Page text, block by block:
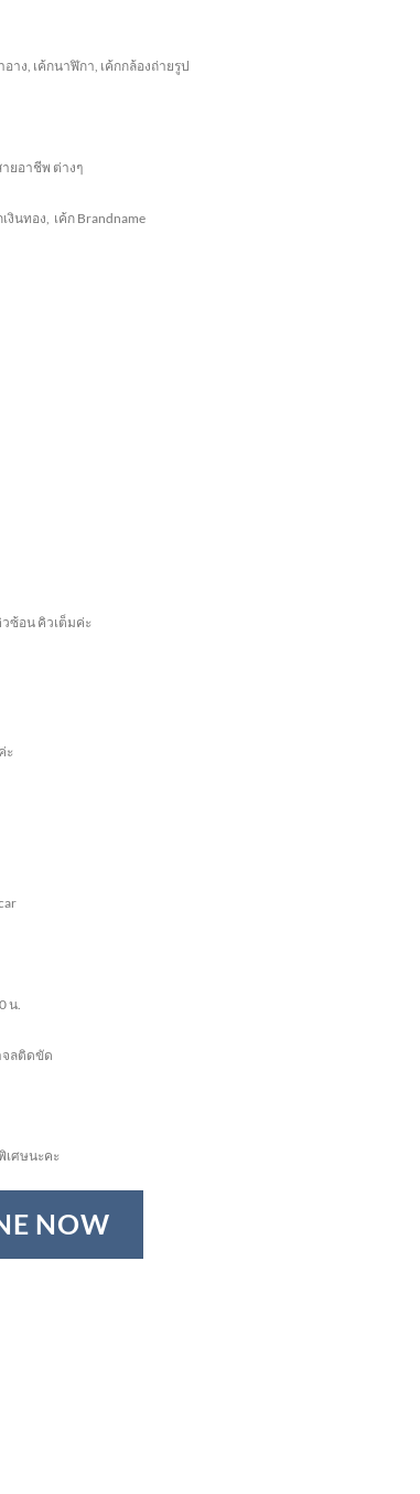
อาง, เค้กนาฬิกา, เค้กกล้องถ่ายรูป
ยอาชีพ ต่างๆ
เงินทอง เค้ก Brandname
ซ้อน คิวเต็มค่ะ
ะ
น.
จลติดขัด
เศษนะคะ
NOW